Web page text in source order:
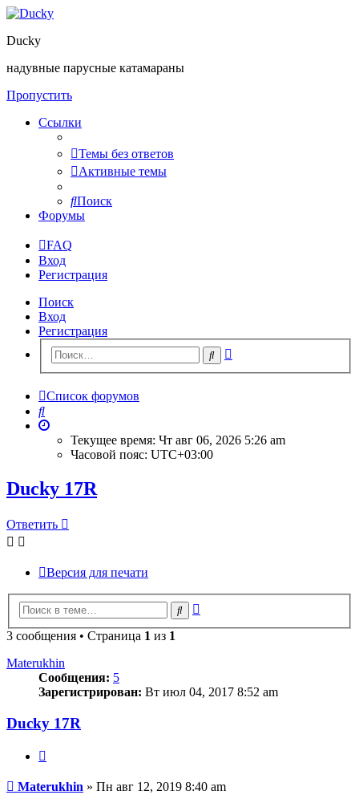
Ducky
надувные парусные катамараны
Пропустить
Ссылки
Темы без ответов
Активные темы
Поиск
Форумы
FAQ
Вход
Регистрация
Поиск
Вход
Регистрация
Поиск
Список форумов
Поиск
Текущее время: Чт авг 06, 2026 5:26 am
Часовой пояс: UTC+03:00
Ducky 17R
Ответить
Версия для печати
Поиск
3 сообщения • Страница 1 из 1
Materukhin
Сообщения: 5
Зарегистрирован: Вт июл 04, 2017 8:52 am
Ducky 17R
Сообщение
Materukhin » Пн авг 12, 2019 8:40 am